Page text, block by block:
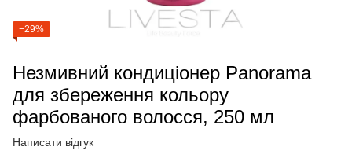
−29%
Незмивний кондиціонер Panorama
для збереження кольору
фарбованого волосся, 250 мл
Написати відгук